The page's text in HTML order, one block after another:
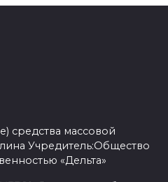
средства массовой
Учредитель:Общество
«Дельта»